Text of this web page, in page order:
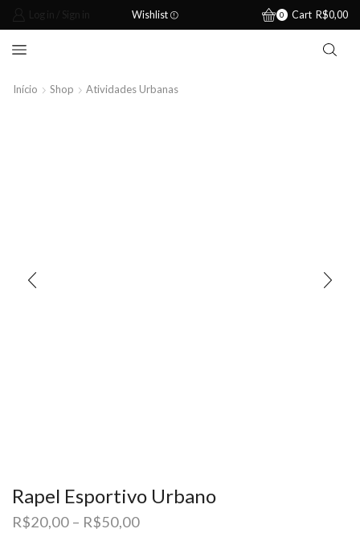
Log in / Sign in Wishlist 0 Cart R$0,00
Início Shop Atividades Urbanas
Rapel Esportivo Urbano
R$20,00 – R$50,00